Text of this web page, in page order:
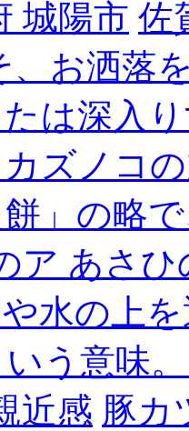
城陽市 佐
、お洒落
は深入
ズノコ
餅」の略
ア あさひ
水の上
う意味
近感 豚カ